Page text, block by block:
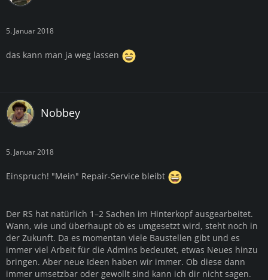
5. Januar 2018
das kann man ja weg lassen
Nobbey
5. Januar 2018
Einspruch! "Mein" Repair-Service bleibt
Der RS hat natürlich 1–2 Sachen im Hinterkopf ausgearbeitet.
Wann, wie und überhaupt ob es umgesetzt wird, steht noch in
der Zukunft. Da es momentan viele Baustellen gibt und es
immer viel Arbeit für die Admins bedeutet, etwas Neues hinzu
bringen. Aber neue Ideen haben wir immer. Ob diese dann
immer umsetzbar oder gewollt sind kann ich dir nicht sagen.